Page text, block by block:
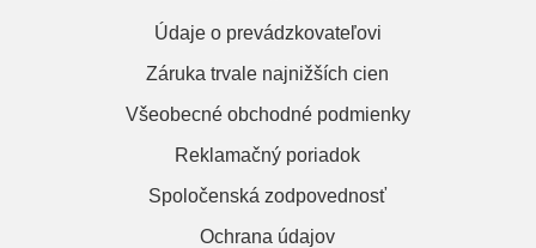
Údaje o prevádzkovateľovi
Záruka trvale najnižších cien
Všeobecné obchodné podmienky
Reklamačný poriadok
Spoločenská zodpovednosť
Ochrana údajov